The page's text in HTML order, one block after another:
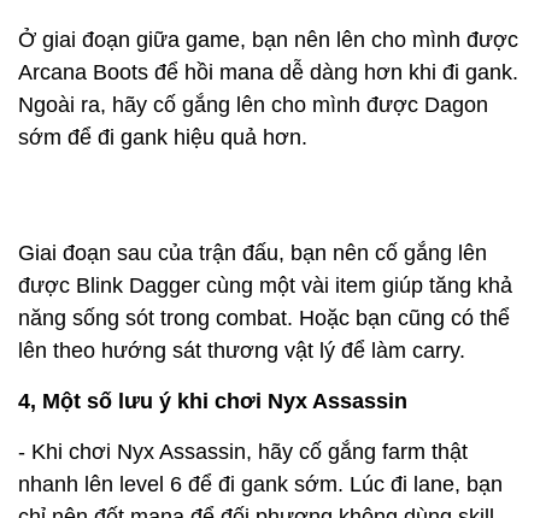
Ở giai đoạn giữa game, bạn nên lên cho mình được
Arcana Boots để hồi mana dễ dàng hơn khi đi gank.
Ngoài ra, hãy cố gắng lên cho mình được Dagon
sớm để đi gank hiệu quả hơn.
Giai đoạn sau của trận đấu, bạn nên cố gắng lên
được Blink Dagger cùng một vài item giúp tăng khả
năng sống sót trong combat. Hoặc bạn cũng có thể
lên theo hướng sát thương vật lý để làm carry.
4, Một số lưu ý khi chơi Nyx Assassin
- Khi chơi Nyx Assassin, hãy cố gắng farm thật
nhanh lên level 6 để đi gank sớm. Lúc đi lane, bạn